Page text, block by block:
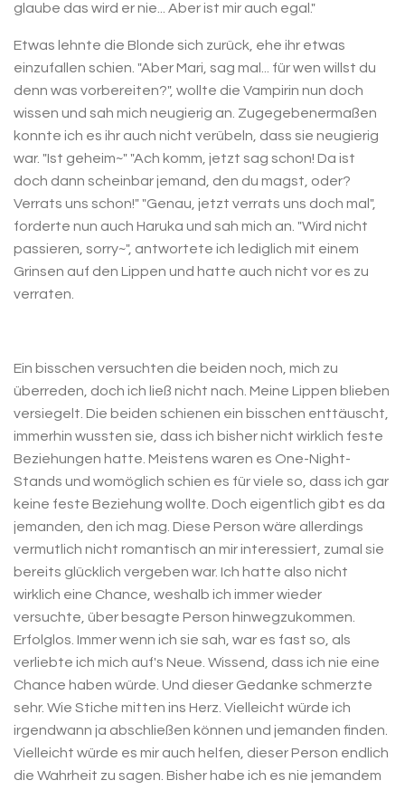
glaube das wird er nie... Aber ist mir auch egal."
Etwas lehnte die Blonde sich zurück, ehe ihr etwas
einzufallen schien. "Aber Mari, sag mal... für wen willst du
denn was vorbereiten?", wollte die Vampirin nun doch
wissen und sah mich neugierig an. Zugegebenermaßen
konnte ich es ihr auch nicht verübeln, dass sie neugierig
war. "Ist geheim~" "Ach komm, jetzt sag schon! Da ist
doch dann scheinbar jemand, den du magst, oder?
Verrats uns schon!" "Genau, jetzt verrats uns doch mal",
forderte nun auch Haruka und sah mich an. "Wird nicht
passieren, sorry~", antwortete ich lediglich mit einem
Grinsen auf den Lippen und hatte auch nicht vor es zu
verraten.
Ein bisschen versuchten die beiden noch, mich zu
überreden, doch ich ließ nicht nach. Meine Lippen blieben
versiegelt. Die beiden schienen ein bisschen enttäuscht,
immerhin wussten sie, dass ich bisher nicht wirklich feste
Beziehungen hatte. Meistens waren es One-Night-
Stands und womöglich schien es für viele so, dass ich gar
keine feste Beziehung wollte. Doch eigentlich gibt es da
jemanden, den ich mag. Diese Person wäre allerdings
vermutlich nicht romantisch an mir interessiert, zumal sie
bereits glücklich vergeben war. Ich hatte also nicht
wirklich eine Chance, weshalb ich immer wieder
versuchte, über besagte Person hinwegzukommen.
Erfolglos. Immer wenn ich sie sah, war es fast so, als
verliebte ich mich auf's Neue. Wissend, dass ich nie eine
Chance haben würde. Und dieser Gedanke schmerzte
sehr. Wie Stiche mitten ins Herz. Vielleicht würde ich
irgendwann ja abschließen können und jemanden finden.
Vielleicht würde es mir auch helfen, dieser Person endlich
die Wahrheit zu sagen. Bisher habe ich es nie jemandem